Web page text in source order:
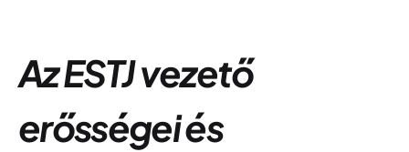
Az ESTJ vezető
erősségei és